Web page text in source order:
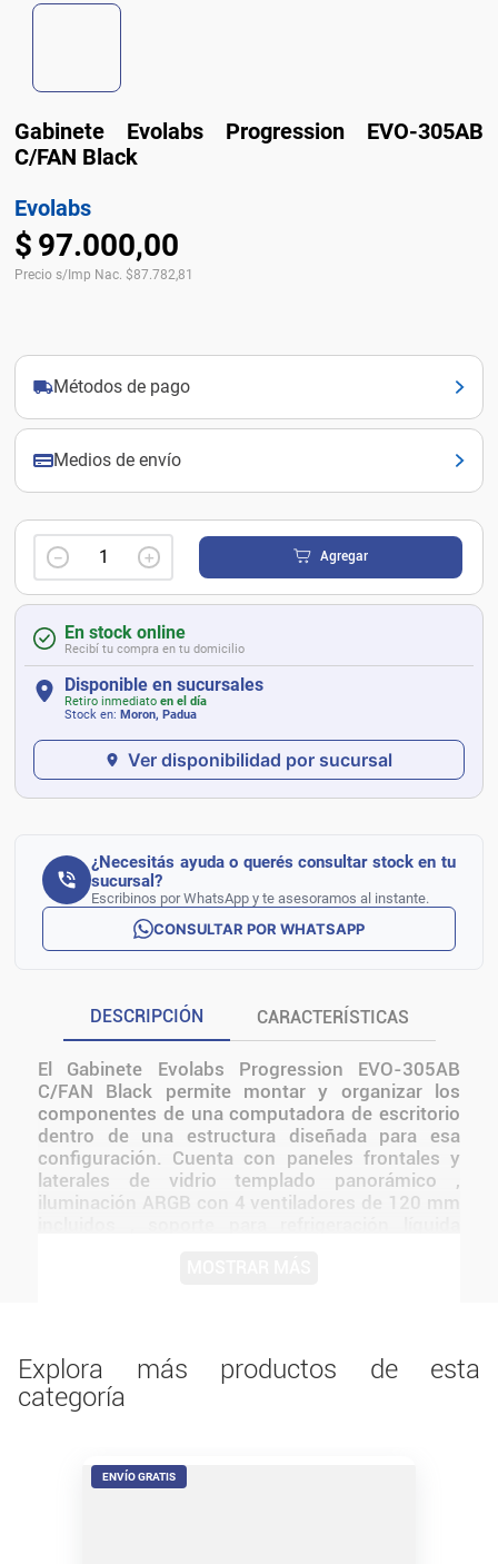
Gabinete Evolabs Progression EVO-305AB
C/FAN Black
Evolabs
$ 97.000,00
Precio s/Imp Nac. $87.782,81
Métodos de pago
Medios de envío
＋
－ Agregar
En stock online
Recibí tu compra en tu domicilio
Disponible en sucursales
Retiro inmediato en el día
Stock en: Moron, Padua
Ver disponibilidad por sucursal
¿Necesitás ayuda o querés consultar stock en tu
sucursal?
Escribinos por WhatsApp y te asesoramos al instante.
CONSULTAR POR WHATSAPP
DESCRIPCIÓN CARACTERÍSTICAS
El Gabinete Evolabs Progression EVO-305AB
C/FAN Black permite montar y organizar los
componentes de una computadora de escritorio
dentro de una estructura diseñada para esa
configuración. Cuenta con paneles frontales y
laterales de vidrio templado panorámico ,
iluminación ARGB con 4 ventiladores de 120 mm
conviene verificar medidas, conexiones,
alimentación y compatibilidad con el resto del
equipo.
Explora más productos de esta
categoría
ENVÍO GRATIS